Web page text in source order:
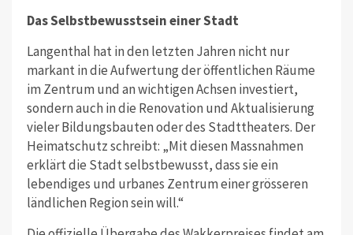
Das Selbstbewusstsein einer Stadt
Langenthal hat in den letzten Jahren nicht nur
markant in die Aufwertung der öffentlichen Räume
im Zentrum und an wichtigen Achsen investiert,
sondern auch in die Renovation und Aktualisierung
vieler Bildungsbauten oder des Stadttheaters. Der
Heimatschutz schreibt: „Mit diesen Massnahmen
erklärt die Stadt selbstbewusst, dass sie ein
lebendiges und urbanes Zentrum einer grösseren
ländlichen Region sein will.“